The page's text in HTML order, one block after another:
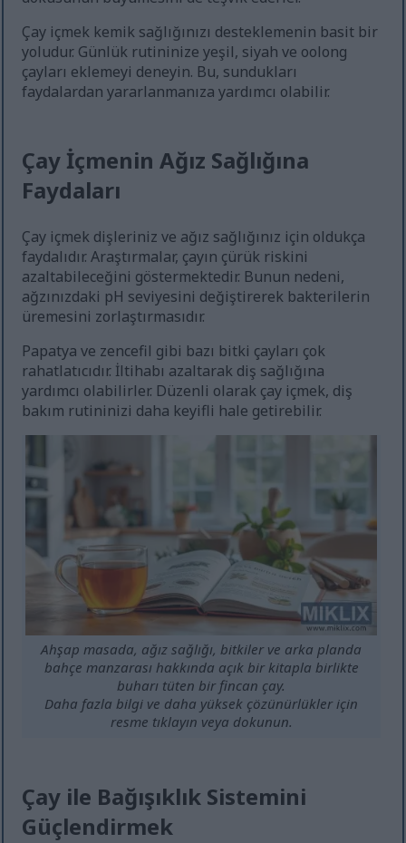
Çay içmek kemik sağlığınızı desteklemenin basit bir
yoludur. Günlük rutininize yeşil, siyah ve oolong
çayları eklemeyi deneyin. Bu, sundukları
faydalardan yararlanmanıza yardımcı olabilir.
Çay İçmenin Ağız Sağlığına
Faydaları
Çay içmek dişleriniz ve ağız sağlığınız için oldukça
faydalıdır. Araştırmalar, çayın çürük riskini
azaltabileceğini göstermektedir. Bunun nedeni,
ağzınızdaki pH seviyesini değiştirerek bakterilerin
üremesini zorlaştırmasıdır.
Papatya ve zencefil gibi bazı bitki çayları çok
rahatlatıcıdır. İltihabı azaltarak diş sağlığına
yardımcı olabilirler. Düzenli olarak çay içmek, diş
bakım rutininizi daha keyifli hale getirebilir.
Ahşap masada, ağız sağlığı, bitkiler ve arka planda
bahçe manzarası hakkında açık bir kitapla birlikte
buharı tüten bir fincan çay.
Daha fazla bilgi ve daha yüksek çözünürlükler için
resme tıklayın veya dokunun.
Çay ile Bağışıklık Sistemini
Güçlendirmek